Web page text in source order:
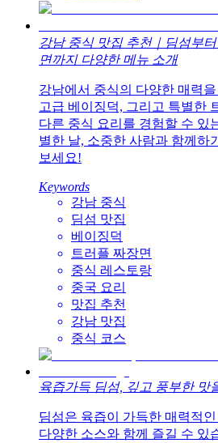
강남 중식 맛집 추천｜딤섬부
면까지 다양한 메뉴 소개
강남에서 중식의 다양한 매력
고급 베이징덕, 그리고 특별한
다른 중식 요리를 경험할 수 있
별한 날, 소중한 사람과 함께하
보세요!
Keywords
강남 중식
딤섬 맛집
베이징덕
트러플 짜장면
중식 레스토랑
중국 요리
맛집 추천
강남 맛집
중식 코스
육즙가득 딤섬, 깊고 풍부한 맛
딤섬은 육즙이 가득한 매력적
다양한 소스와 함께 즐길 수 있